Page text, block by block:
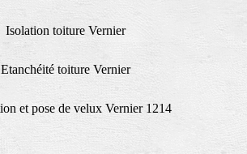
Isolation toiture Vernier
Etanchéité toiture Vernier
et pose de velux Vernier 1214